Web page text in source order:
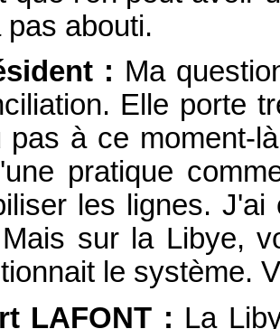
pas abouti.
: Ma
Elle porte
pas à ce moment-
pratique
les lignes.
Mais sur la Libye,
le système.
LAFONT : La